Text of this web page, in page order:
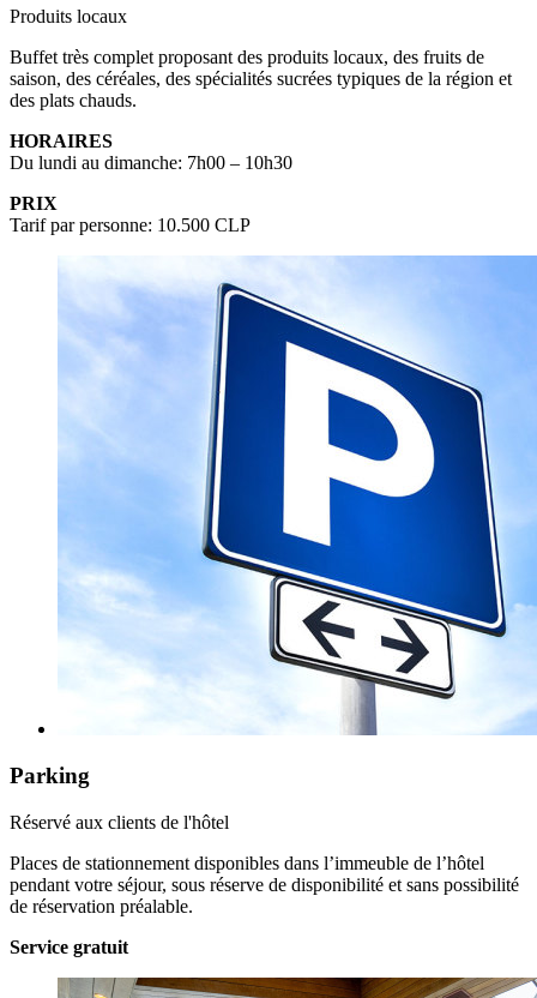
Produits locaux
Buffet très complet proposant des produits locaux, des fruits de
saison, des céréales, des spécialités sucrées typiques de la région et
des plats chauds.
HORAIRES
Du lundi au dimanche: 7h00 – 10h30
PRIX
Tarif par personne: 10.500 CLP
Parking
Réservé aux clients de l'hôtel
Places de stationnement disponibles dans l’immeuble de l’hôtel
pendant votre séjour, sous réserve de disponibilité et sans possibilité
de réservation préalable.
Service gratuit